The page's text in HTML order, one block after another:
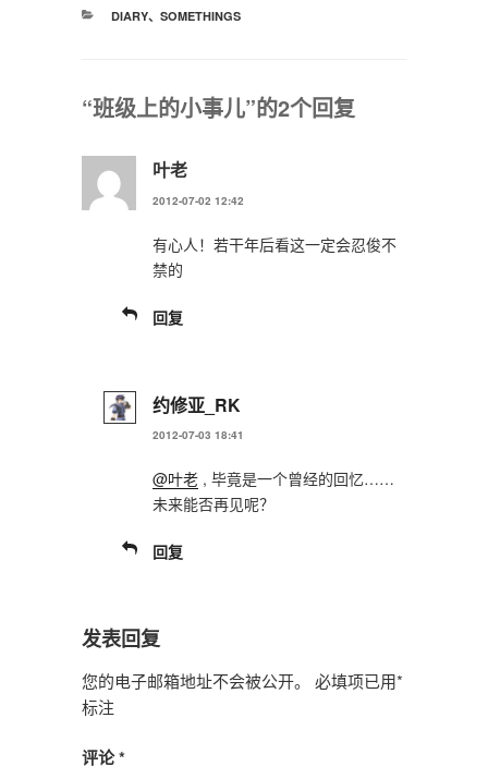
分
DIARY、SOMETHINGS
“班级上的小事儿”的2个回复
叶老
2012-07-02 12:42
有心人！若干年后看这一定会忍俊不
禁的
回复
约修亚_RK
2012-07-03 18:41
@叶老, 毕竟是一个曾经的回忆……
未来能否再见呢？
回复
发表回复
您的电子邮箱地址不会被公开。 必填项已用*
标注
评论*